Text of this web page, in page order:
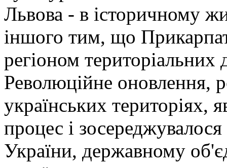
Львова - в історичному
іншого тим, що
регіоном
Революційне оновлення,
українських територіях,
процес і
України, державному